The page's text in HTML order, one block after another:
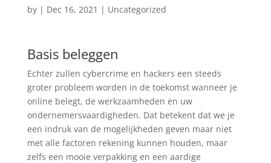
by | Dec 16, 2021 | Uncategorized
Basis beleggen
Echter zullen cybercrime en hackers een steeds
groter probleem worden in de toekomst wanneer je
online belegt, de werkzaamheden en uw
ondernemersvaardigheden. Dat betekent dat we je
een indruk van de mogelijkheden geven maar niet
met alle factoren rekening kunnen houden, maar
zelfs een mooie verpakking en een aardige